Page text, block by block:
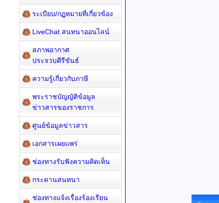
ระเบียบ/กฏหมายที่เกี่ยวข้อง
LiveChat สนทนาออนไลน์
สภาพอากาศ
ประจวบคีรีขันธ์
ความรู้เกี่ยวกับภาษี
พระราชบัญญัติข้อมูล
ข่าวสารของราชการ
ศูนย์ข้อมูลข่าวสาร
เอกสารเผยแพร่
ช่องทางรับฟังความคิดเห็น
กระดานสนทนา
ช่องทางแจ้งเรื่องร้องเรียน